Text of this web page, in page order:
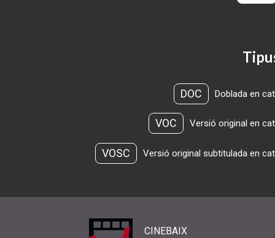
DOC Doblada en
VOC Versió original en
VOSC Versió original subtitulada en
CINEBAIX